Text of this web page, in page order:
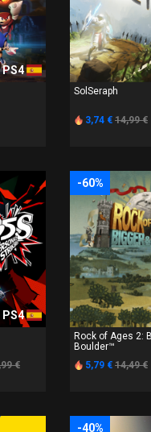
PS4
SolSeraph
3,74 € 14,99 €
PS4
€
-60%
Rock of Ages 2:
Boulder™
5,79 € 14,49 €
-40%